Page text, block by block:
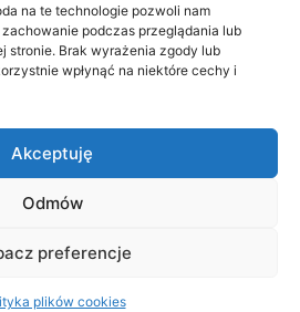
na te technologie pozwoli nam
podczas przeglądania lub
stronie. Brak wyrażenia zgody lub
wpłynąć na niektóre cechy i
Akceptuję
Odmów
preferencje
plików cookies
na warsztaty
Zamówienie
Koszyk
Astra WordPress